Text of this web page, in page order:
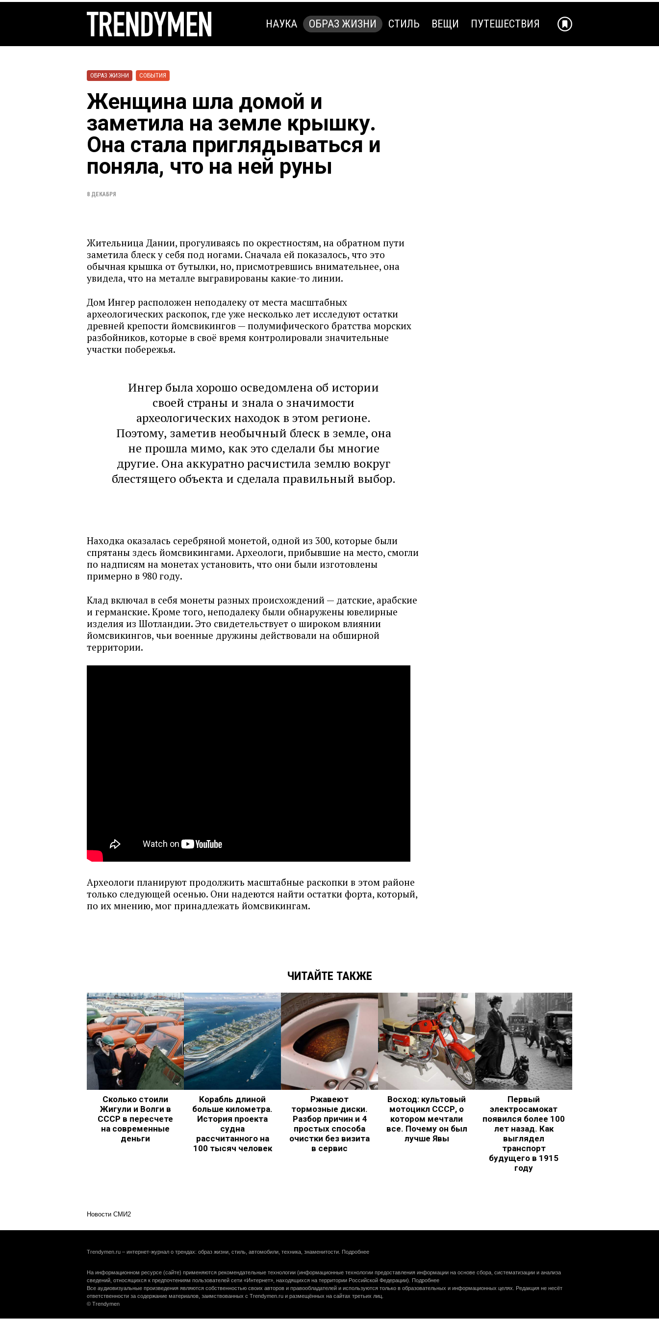
НАУКА ОБРАЗ ЖИЗНИ СТИЛЬ ВЕЩИ ПУТЕШЕСТВИЯ
ОБРАЗ ЖИЗНИ СОБЫТИЯ
Женщина шла домой и
заметила на земле крышку.
Она стала приглядываться и
поняла, что на ней руны
8 ДЕКАБРЯ
Жительница Дании, прогуливаясь по окрестностям, на обратном пути
заметила блеск у себя под ногами. Сначала ей показалось, что это
обычная крышка от бутылки, но, присмотревшись внимательнее, она
увидела, что на металле выгравированы какие-то линии.
Дом Ингер расположен неподалеку от места масштабных
археологических раскопок, где уже несколько лет исследуют остатки
древней крепости йомсвикингов — полумифического братства морских
разбойников, которые в своё время контролировали значительные
участки побережья.
Ингер была хорошо осведомлена об истории
своей страны и знала о значимости
археологических находок в этом регионе.
Поэтому, заметив необычный блеск в земле, она
не прошла мимо, как это сделали бы многие
другие. Она аккуратно расчистила землю вокруг
блестящего объекта и сделала правильный выбор.
Находка оказалась серебряной монетой, одной из 300, которые были
спрятаны здесь йомсвикингами. Археологи, прибывшие на место, смогли
по надписям на монетах установить, что они были изготовлены
примерно в 980 году.
Клад включал в себя монеты разных происхождений — датские, арабские
и германские. Кроме того, неподалеку были обнаружены ювелирные
изделия из Шотландии. Это свидетельствует о широком влиянии
йомсвикингов, чьи военные дружины действовали на обширной
территории.
Археологи планируют продолжить масштабные раскопки в этом районе
только следующей осенью. Они надеются найти остатки форта, который,
по их мнению, мог принадлежать йомсвикингам.
ЧИТАЙТЕ ТАКЖЕ
Сколько стоили
Жигули и Волги в
СССР в пересчете
на современные
деньги
Корабль длиной
больше километра.
История проекта
судна
рассчитанного на
100 тысяч человек
Ржавеют
тормозные диски.
Разбор причин и 4
простых способа
очистки без визита
в сервис
Восход: культовый
мотоцикл СССР, о
котором мечтали
все. Почему он был
лучше Явы
Первый
электросамокат
появился более 100
лет назад. Как
выглядел
транспорт
будущего в 1915
году
Новости СМИ2
Trendymen.ru – интернет-журнал о трендах: образ жизни, стиль, автомобили, техника, знаменитости. Подробнее
На информационном ресурсе (сайте) применяются рекомендательные технологии (информационные технологии предоставления информации на основе сбора, систематизации и анализа
сведений, относящихся к предпочтениям пользователей сети «Интернет», находящихся на территории Российской Федерации). Подробнее
Все аудиовизуальные произведения являются собственностью своих авторов и правообладателей и используются только в образовательных и информационных целях. Редакция не несёт
ответственности за содержание материалов, заимствованных с Trendymen.ru и размещённых на сайтах третьих лиц.
© Trendymen